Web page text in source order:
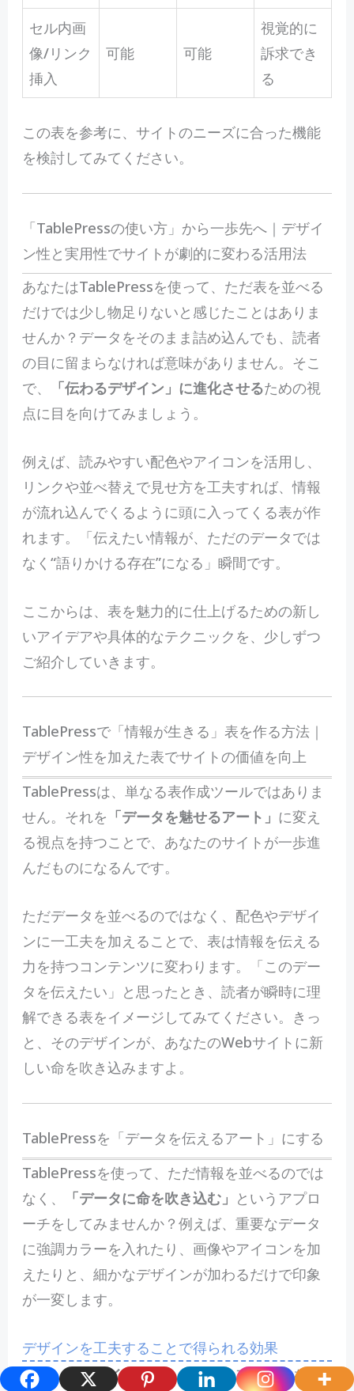
セル内画
像/リンク
挿入
可能 可能
視覚的に
訴求でき
る
この表を参考に、サイトのニーズに合った機能
を検討してみてください。
「TablePressの使い方」から一歩先へ｜デザイ
ン性と実用性でサイトが劇的に変わる活用法
あなたはTablePressを使って、ただ表を並べる
だけでは少し物足りないと感じたことはありま
せんか？データをそのまま詰め込んでも、読者
の目に留まらなければ意味がありません。そこ
で、
「伝わるデザイン」に進化させるための視
点に目を向けてみましょう。
例えば、読みやすい配色やアイコンを活用し、
リンクや並べ替えで見せ方を工夫すれば、情報
が流れ込んでくるように頭に入ってくる表が作
れます。「伝えたい情報が、ただのデータでは
なく“語りかける存在”になる」瞬間です。
ここからは、表を魅力的に仕上げるための新し
いアイデアや具体的なテクニックを、少しずつ
ご紹介していきます。
TablePressで「情報が生きる」表を作る方法｜
デザイン性を加えた表でサイトの価値を向上
TablePressは、単なる表作成ツールではありま
せん。それを 「データを魅せるアート」 に変え
る視点を持つことで、あなたのサイトが一歩進
んだものになるんです。
ただデータを並べるのではなく、配色やデザイ
ンに一工夫を加えることで、表は情報を伝える
力を持つコンテンツに変わります。「このデー
タを伝えたい」と思ったとき、読者が瞬時に理
解できる表をイメージしてみてください。きっ
と、そのデザインが、あなたのWebサイトに新
しい命を吹き込みますよ。
TablePressを「データを伝えるアート」にする
TablePressを使って、ただ情報を並べるのでは
なく、
「データに命を吹き込む」 というアプロ
ーチをしてみませんか？例えば、重要なデータ
に強調カラーを入れたり、画像やアイコンを加
えたりと、細かなデザインが加わるだけで印象
が一変します。
デザインを工夫することで得られる効果
視覚的インパクト：配色やアイコンを使